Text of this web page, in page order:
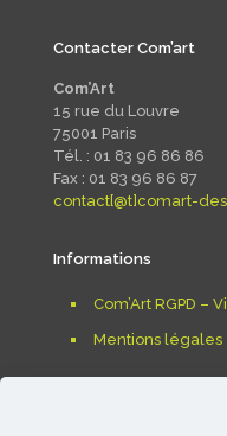
Contacter Com’art
Com’Art
15 rue du Louvre
75001 Paris
Tél. : 01 83 96 86 86
Fax : 01 83 96 86 87
contact[@t]comart-
Informations
Com’Art RGPD –
Mentions légales